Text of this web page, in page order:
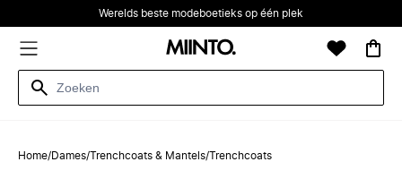
Werelds beste modeboetieks op één plek
Home/Dames/Trenchcoats & Mantels/Trenchcoats